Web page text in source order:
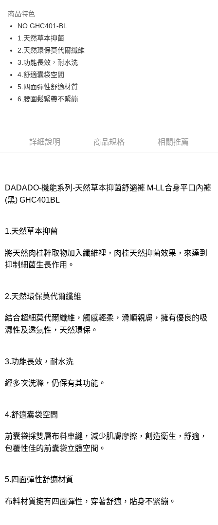
運送方式
全家取貨付款
每筆NT$80，滿NT$1,000(含以上)免運費
付款後全家取貨
每筆NT$80，滿NT$1,000(含以上)免運費
7-11取貨付款
每筆NT$80，滿NT$1,000(含以上)免運費
離島
付款後門市自取
商品特色
NO.GHC401-BL
1.天然草本抑菌
2.天然環保莫代爾纖維
3.功能長效，耐水洗
4.舒適囊袋空間
5.四面彈性舒適材質
6.腰圍鬆緊帶不緊繃
詳細說明 商品規格 相關推薦
DADADO-機能系列-天然草本抑菌舒適褲 M-LL合身平口內褲
(黑) GHC401BL
1.天然草本抑菌
將天然肉桂粹取物加入纖維裡，肉桂天然抑菌效果，來達到
抑制細菌生長作用。
2.天然環保莫代爾纖維
結合超細莫代爾纖維，觸感輕柔，滑順親膚，擁有優良的吸
濕性及透氣性，天然環保。
3.功能長效，耐水洗
經多次洗滌，仍保有其功能。
4.舒適囊袋空間
前囊袋採雙層布料車縫，減少肌膚摩擦，創造衛生，舒適，
包覆性佳的前囊袋立體空間。
5.四面彈性舒適材質
布料材質擁有四面彈性，穿著舒適，貼身不緊繃。